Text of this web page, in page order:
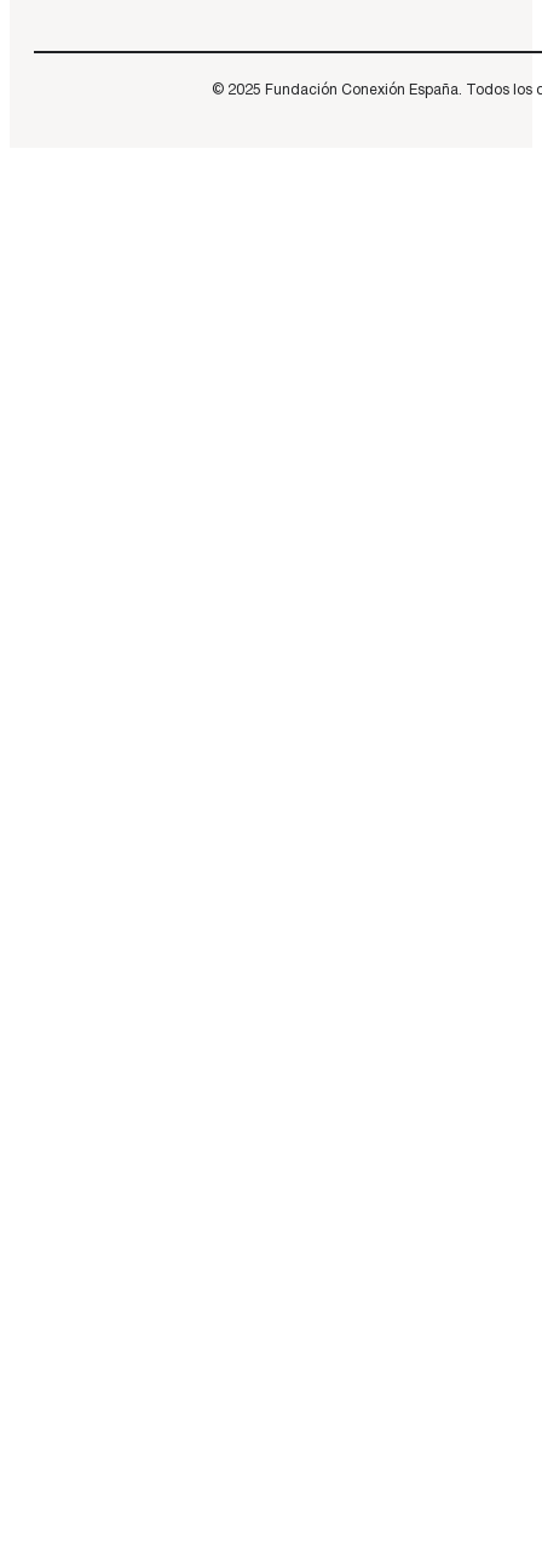
© 2025 Fundación Conexión España. Todos los